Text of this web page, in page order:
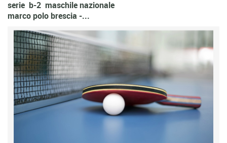
serie b-2 maschile nazionale
marco polo brescia -...